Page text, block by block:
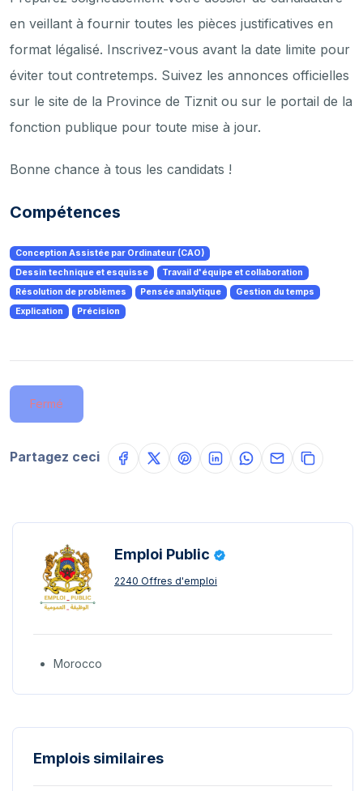
en veillant à fournir toutes les pièces justificatives en
format légalisé. Inscrivez-vous avant la date limite pour
éviter tout contretemps. Suivez les annonces officielles
sur le site de la Province de Tiznit ou sur le portail de la
fonction publique pour toute mise à jour.
Bonne chance à tous les candidats !
Compétences
Conception Assistée par Ordinateur (CAO)
Dessin technique et esquisse
Travail d'équipe et collaboration
Résolution de problèmes
Pensée analytique
Gestion du temps
Explication
Précision
Fermé
Partagez ceci
Emploi Public
2240 Offres d'emploi
Morocco
Emplois similaires